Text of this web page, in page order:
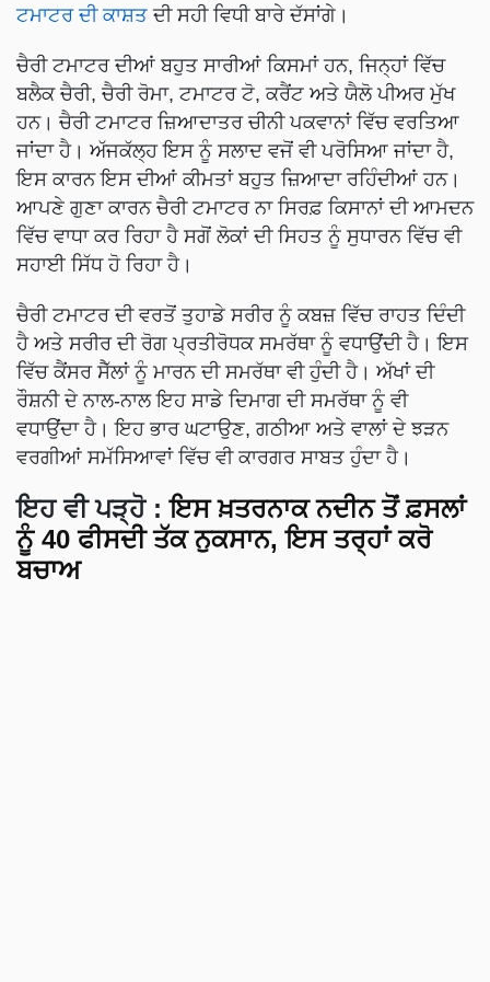
ਟਮਾਟਰ ਦੀ ਕਾਸ਼ਤ ਦੀ ਸਹੀ ਵਿਧੀ ਬਾਰੇ ਦੱਸਾਂਗੇ।
ਚੈਰੀ ਟਮਾਟਰ ਦੀਆਂ ਬਹੁਤ ਸਾਰੀਆਂ ਕਿਸਮਾਂ ਹਨ, ਜਿਨ੍ਹਾਂ ਵਿੱਚ
ਬਲੈਕ ਚੈਰੀ, ਚੈਰੀ ਰੋਮਾ, ਟਮਾਟਰ ਟੋ, ਕਰੈਂਟ ਅਤੇ ਯੈਲੋ ਪੀਅਰ ਮੁੱਖ
ਹਨ। ਚੈਰੀ ਟਮਾਟਰ ਜ਼ਿਆਦਾਤਰ ਚੀਨੀ ਪਕਵਾਨਾਂ ਵਿੱਚ ਵਰਤਿਆ
ਜਾਂਦਾ ਹੈ। ਅੱਜਕੱਲ੍ਹ ਇਸ ਨੂੰ ਸਲਾਦ ਵਜੋਂ ਵੀ ਪਰੋਸਿਆ ਜਾਂਦਾ ਹੈ,
ਇਸ ਕਾਰਨ ਇਸ ਦੀਆਂ ਕੀਮਤਾਂ ਬਹੁਤ ਜ਼ਿਆਦਾ ਰਹਿੰਦੀਆਂ ਹਨ।
ਆਪਣੇ ਗੁਣਾ ਕਾਰਨ ਚੈਰੀ ਟਮਾਟਰ ਨਾ ਸਿਰਫ਼ ਕਿਸਾਨਾਂ ਦੀ ਆਮਦਨ
ਵਿੱਚ ਵਾਧਾ ਕਰ ਰਿਹਾ ਹੈ ਸਗੋਂ ਲੋਕਾਂ ਦੀ ਸਿਹਤ ਨੂੰ ਸੁਧਾਰਨ ਵਿੱਚ ਵੀ
ਸਹਾਈ ਸਿੱਧ ਹੋ ਰਿਹਾ ਹੈ।
ਚੈਰੀ ਟਮਾਟਰ ਦੀ ਵਰਤੋਂ ਤੁਹਾਡੇ ਸਰੀਰ ਨੂੰ ਕਬਜ਼ ਵਿੱਚ ਰਾਹਤ ਦਿੰਦੀ
ਹੈ ਅਤੇ ਸਰੀਰ ਦੀ ਰੋਗ ਪ੍ਰਤੀਰੋਧਕ ਸਮਰੱਥਾ ਨੂੰ ਵਧਾਉਂਦੀ ਹੈ। ਇਸ
ਵਿੱਚ ਕੈਂਸਰ ਸੈੱਲਾਂ ਨੂੰ ਮਾਰਨ ਦੀ ਸਮਰੱਥਾ ਵੀ ਹੁੰਦੀ ਹੈ। ਅੱਖਾਂ ਦੀ
ਰੌਸ਼ਨੀ ਦੇ ਨਾਲ-ਨਾਲ ਇਹ ਸਾਡੇ ਦਿਮਾਗ ਦੀ ਸਮਰੱਥਾ ਨੂੰ ਵੀ
ਵਧਾਉਂਦਾ ਹੈ। ਇਹ ਭਾਰ ਘਟਾਉਣ, ਗਠੀਆ ਅਤੇ ਵਾਲਾਂ ਦੇ ਝੜਨ
ਵਰਗੀਆਂ ਸਮੱਸਿਆਵਾਂ ਵਿੱਚ ਵੀ ਕਾਰਗਰ ਸਾਬਤ ਹੁੰਦਾ ਹੈ।
ਇਹ ਵੀ ਪੜ੍ਹੋ :ਇਸ ਖ਼ਤਰਨਾਕ ਨਦੀਨ ਤੋਂ ਫ਼ਸਲਾਂ
ਨੂੰ 40 ਫੀਸਦੀ ਤੱਕ ਨੁਕਸਾਨ, ਇਸ ਤਰ੍ਹਾਂ ਕਰੋ
ਬਚਾਅ